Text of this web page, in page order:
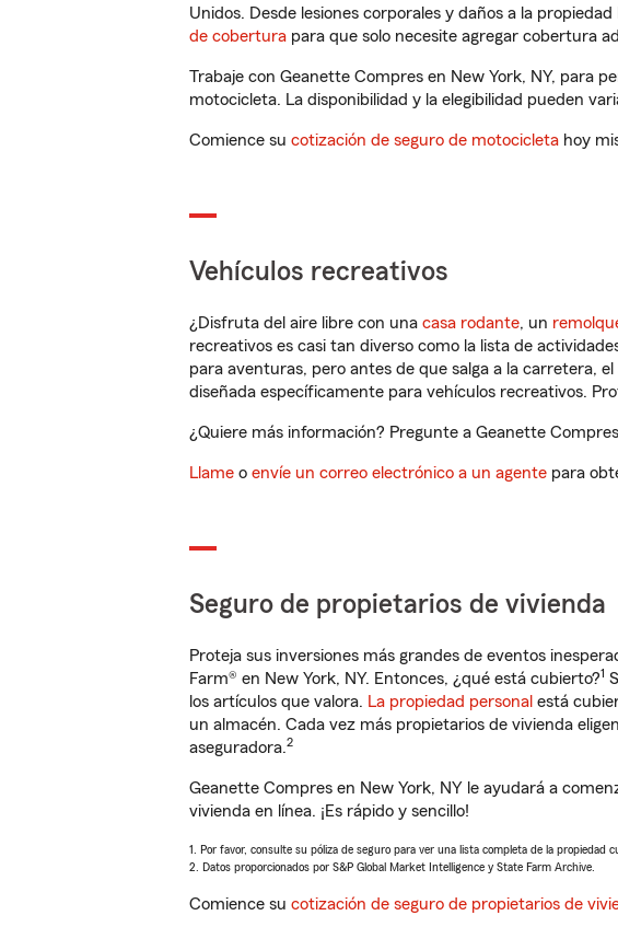
Unidos. Desde lesiones corporales y daños a la
de cobertura para que solo necesite agregar cobertura
Trabaje con Geanette Compres en New York, NY, para
motocicleta. La disponibilidad y la elegibilidad pueden
Comience su cotización de seguro de motocicleta hoy
Vehículos recreativos
¿Disfruta del aire libre con una casa rodante, un
recreativos es casi tan diverso como la lista de
para aventuras, pero antes de que salga a la carretera,
diseñada específicamente para vehículos recreativos.
¿Quiere más información? Pregunte a Geanette
Llame o envíe un correo electrónico a un agente para
Seguro de propietarios de vivienda
Proteja sus inversiones más grandes de eventos
Farm® en New York, NY. Entonces, ¿qué está cubierto?1
los artículos que valora. La propiedad personal está
un almacén. Cada vez más propietarios de vivienda
aseguradora.2
Geanette Compres en New York, NY le ayudará a
vivienda en línea. ¡Es rápido y sencillo!
1. Por favor, consulte su póliza de seguro para ver una lista completa de la propiedad
2. Datos proporcionados por S&P Global Market Intelligence y State Farm Archive.
Comience su cotización de seguro de propietarios de